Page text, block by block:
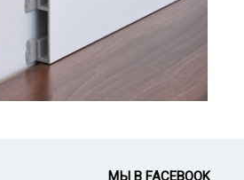
МЫ В FACEBOOK